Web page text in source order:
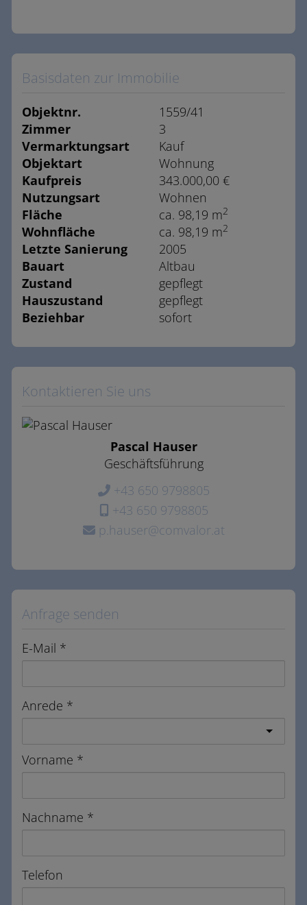
Basisdaten zur Immobilie
Objektnr.
1559/41
Zimmer
3
Vermarktungsart
Kauf
Objektart
Wohnung
Kaufpreis
343.000,00 €
Nutzungsart
Wohnen
Fläche
ca. 98,19 m2
Wohnfläche ca. 98,19 m2
Letzte Sanierung
2005
Bauart
Altbau
Zustand
gepflegt
Hauszustand
gepflegt
Beziehbar
sofort
Kontaktieren Sie uns
Pascal Hauser
Geschäftsführung
+43 650 9798805
+43 650 9798805
p.hauser@comvalor.at
Anfrage senden
E-Mail
Anrede
Vorname
Nachname
Telefon